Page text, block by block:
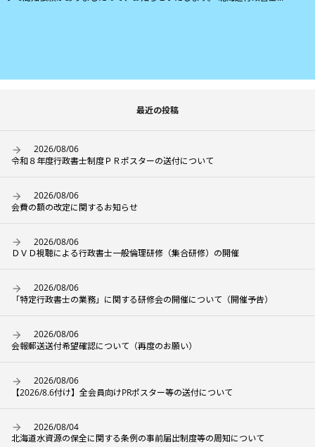
最近の投稿
2026/08/06
令和８年度行政書士制度ＰＲポスターの送付について
2026/08/06
会費の額の改定に関するお知らせ
2026/08/06
ＤＶＤ視聴による行政書士一般倫理研修（集合研修）の開催
2026/08/06
「特定行政書士の業務」に関する研修会の開催について（開催予告）
2026/08/06
会報郵送送付希望確認について（再度のお願い）
2026/08/06
【2026/8.6付け】全会員向けPRポスター等の送付について
2026/08/04
北海道水資源の保全に関する条例の事前届出制度等の周知について